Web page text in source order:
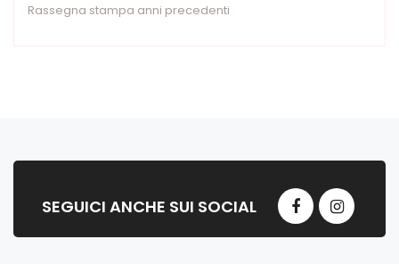
Rassegna stampa anni precedenti
SEGUICI ANCHE SUI SOCIAL